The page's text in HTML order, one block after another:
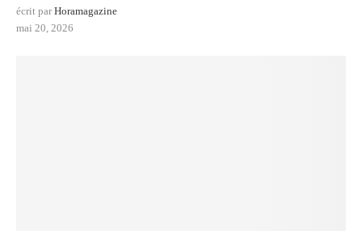
écrit parHoramagazine
mai 20, 2026